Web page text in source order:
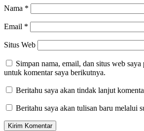
Nama *
Email *
Situs Web
Simpan nama, email, dan situs web saya
untuk komentar saya berikutnya.
Beritahu saya akan tindak lanjut
Beritahu saya akan tulisan baru melalui